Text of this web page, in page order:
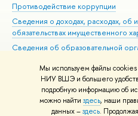
Мы используем файлы cookies
НИУ ВШЭ и большего
подробную информацию об
можно найти здесь, наши
данных –здесь.
Противодействие коррупции
Сведения о доходах, расходах, об
обязательствах имущественного
Сведения об образовательной
Людям с ограниченными
Единая платежная страница
Работа в Вышке